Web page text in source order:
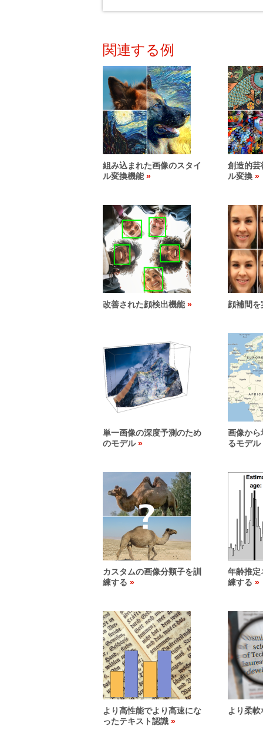
関連する例
組み込まれた画像のスタイ
ル変換機能
創造的芸
ル変換
改善された顔検出機能 顔補間
単一画像の深度予測のため
のモデル
画像から
るモデル
カスタムの画像分類子を訓
練する
年齢推定
練する
より高性能でより高速にな
ったテキスト認識
より柔